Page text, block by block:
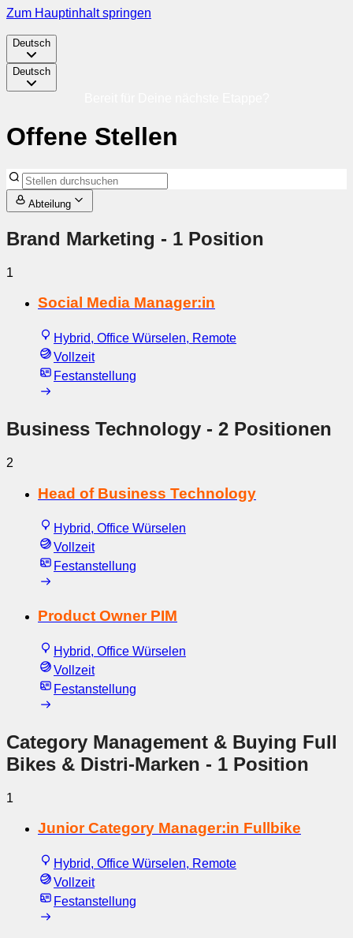
Zum Hauptinhalt springen
Deutsch
Deutsch
Offene Stellen
Abteilung
Brand Marketing - 1 Position
1
Social Media Manager:in
Hybrid, Office Würselen, Remote
Vollzeit
Festanstellung
Business Technology - 2 Positionen
2
Head of Business Technology
Hybrid, Office Würselen
Vollzeit
Festanstellung
Product Owner PIM
Hybrid, Office Würselen
Vollzeit
Festanstellung
Category Management & Buying Full
Bikes & Distri-Marken - 1 Position
1
Junior Category Manager:in Fullbike
Hybrid, Office Würselen, Remote
Vollzeit
Festanstellung